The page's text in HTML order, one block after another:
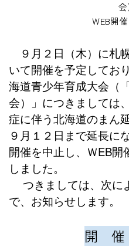
ＷEB開
９月２日（木）に札
いて開催を予定してお
海道青少年育成大会（
会）」につきましては
症に伴う北海道のまん
９月１２日まで延長に
開催を中止し、ＷEB開
しました。
つきましては、次に
で、お知らせします。
開